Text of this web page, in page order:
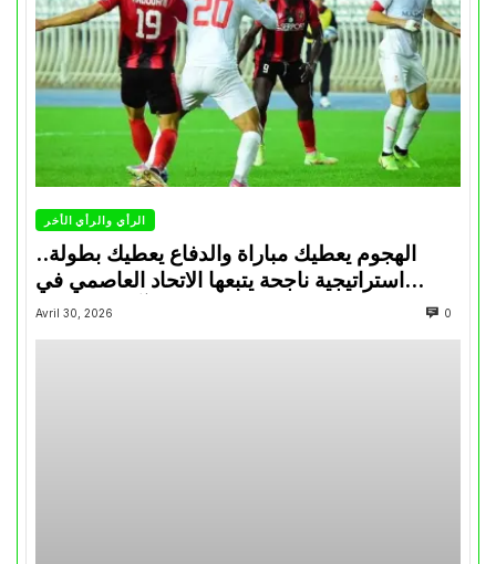
الرأي والرأي الأخر
الهجوم يعطيك مباراة والدفاع يعطيك بطولة..
استراتيجية ناجحة يتبعها الاتحاد العاصمي في
تتويجاته آخر السنوات
Avril 30, 2026 0